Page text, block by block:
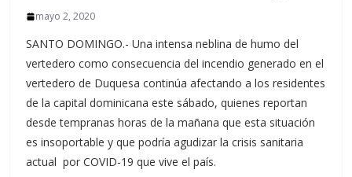
mayo 2, 2020
SANTO DOMINGO.- Una intensa neblina de humo del
vertedero como consecuencia del incendio generado en el
vertedero de Duquesa continúa afectando a los residentes
de la capital dominicana este sábado, quienes reportan
desde tempranas horas de la mañana que esta situación
es insoportable y que podría agudizar la crisis sanitaria
actual por COVID-19 que vive el país.